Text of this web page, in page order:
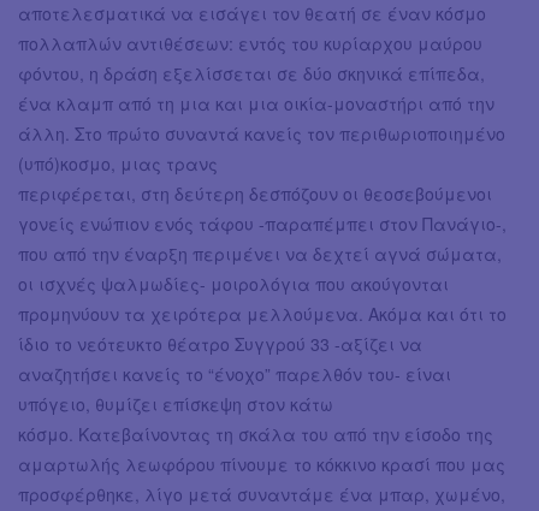
αποτελεσματικά να εισάγει τον θεατή σε έναν κόσμο
πολλαπλών αντιθέσεων: εντός του κυρίαρχου μαύρου
φόντου, η δράση εξελίσσεται σε δύο σκηνικά επίπεδα,
ένα κλαμπ από τη μια και μια οικία-μοναστήρι από την
άλλη. Στο πρώτο συναντά κανείς τον περιθωριοποιημένο
(υπό)κοσμο, μιας τρανς
περιφέρεται, στη δεύτερη δεσπόζουν οι θεοσεβούμενοι
γονείς ενώπιον ενός τάφου -παραπέμπει στον Πανάγιο-,
που από την έναρξη περιμένει να δεχτεί αγνά σώματα,
οι ισχνές ψαλμωδίες- μοιρολόγια που ακούγονται
προμηνύουν τα χειρότερα μελλούμενα. Ακόμα και ότι το
ίδιο το νεότευκτο θέατρο Συγγρού 33 -αξίζει να
αναζητήσει κανείς το “ένοχο” παρελθόν του- είναι
υπόγειο, θυμίζει επίσκεψη στον κάτω
κόσμο. Κατεβαίνοντας τη σκάλα του από την είσοδο της
αμαρτωλής λεωφόρου πίνουμε το κόκκινο κρασί που μας
προσφέρθηκε, λίγο μετά συναντάμε ένα μπαρ, χωμένο,